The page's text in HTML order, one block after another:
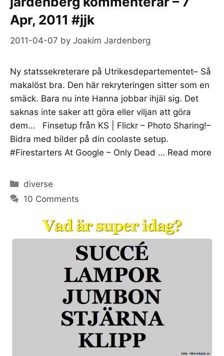
Apr, 2011 #jjk
2011-04-07 by Joakim Jardenberg
Ny statssekreterare på Utrikesdepartementet– Så
makalöst bra. Den här rekryteringen sitter som en
smäck. Bara nu inte Hanna jobbar ihjäl sig. Det
saknas inte saker att göra eller viljan att göra
dem… Finsetup från KS | Flickr – Photo Sharing!–
Bidra med bilder på din coolaste setup.
#Firestarters At Google – Only Dead … Read more
Categories
diverse
10 Comments